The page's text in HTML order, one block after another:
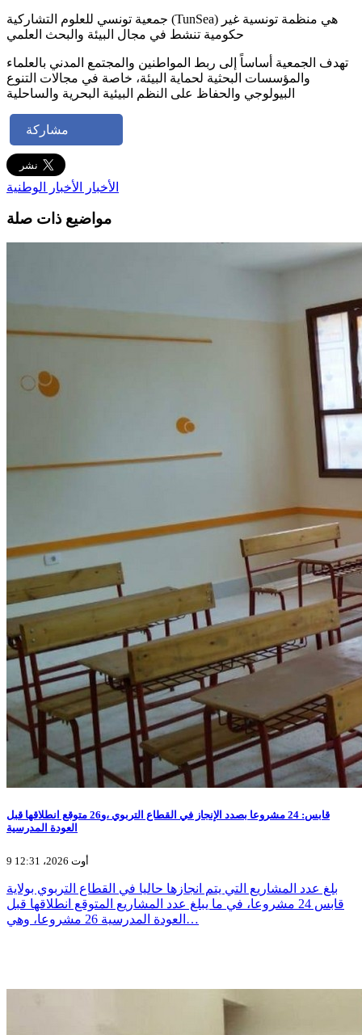
جمعية تونسي للعلوم التشاركية (TunSea) هي منظمة تونسية غير
حكومية تنشط في مجال البيئة والبحث العلمي
تهدف الجمعية أساساً إلى ربط المواطنين والمجتمع المدني بالعلماء
والمؤسسات البحثية لحماية البيئة، خاصة في مجالات التنوع
البيولوجي والحفاظ على النظم البيئية البحرية والساحلية
مشاركة
الأخبار الأخبار الوطنية
مواضيع ذات صلة
قابس: 24 مشروعا بصدد الإنجاز في القطاع التربوي ،و26 متوقع انطلاقها قبل
العودة المدرسية
9 أوت 2026، 12:31
بلغ عدد المشاريع التي يتم انجازها حاليا في القطاع التربوي بولاية
قابس 24 مشروعا، في ما يبلغ عدد المشاريع المتوقع انطلاقها قبل
العودة المدرسية 26 مشروعا، وهي…